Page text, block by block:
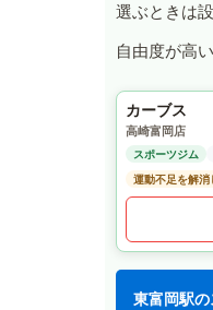
選ぶときは
自由度が高
カーブス
高崎富岡店
スポーツジム
運動不足を解消
東富岡駅